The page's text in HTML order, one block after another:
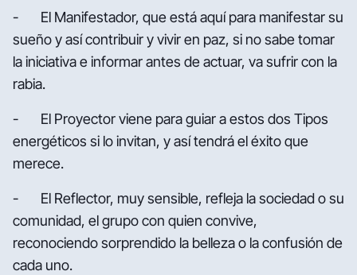
- El Manifestador, que está aquí para manifestar su
sueño y así contribuir y vivir en paz, si no sabe tomar
la iniciativa e informar antes de actuar, va sufrir con la
rabia.
- El Proyector viene para guiar a estos dos Tipos
energéticos si lo invitan, y así tendrá el éxito que
merece.
- El Reflector, muy sensible, refleja la sociedad o su
comunidad, el grupo con quien convive,
reconociendo sorprendido la belleza o la confusión de
cada uno.